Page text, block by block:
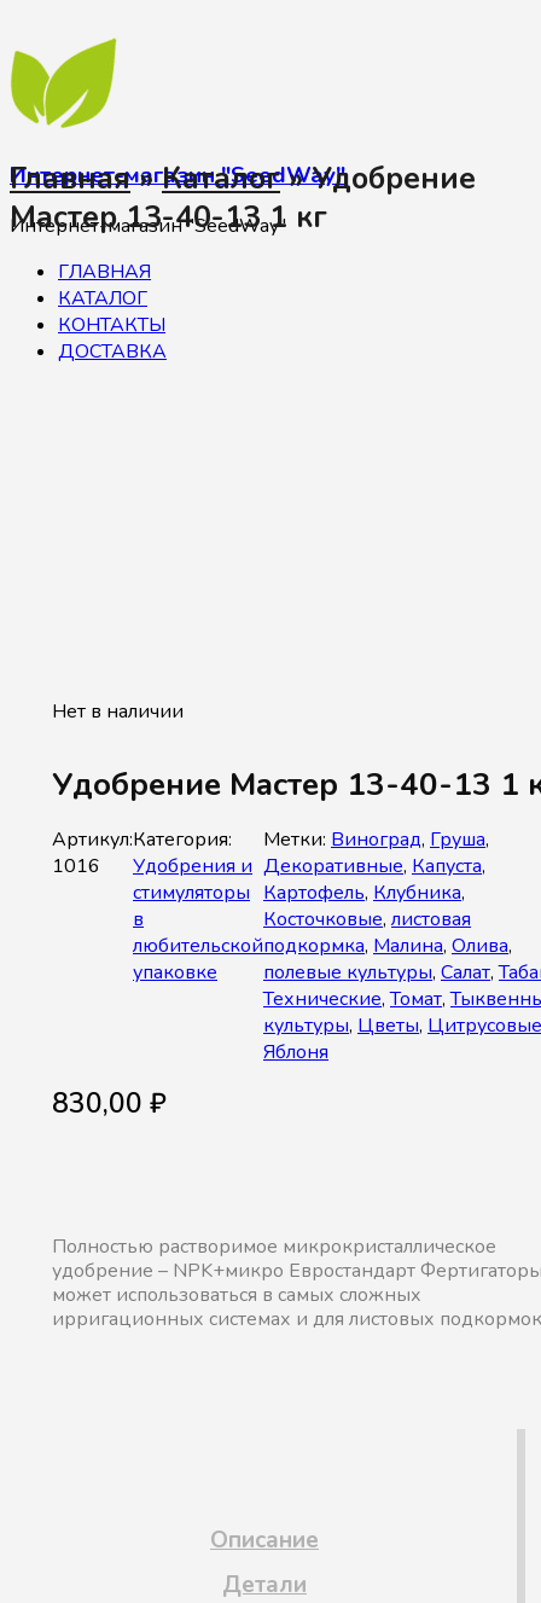
Интернет-магазин "SeedWay"
Интернет-магазин "SeedWay"
ГЛАВНАЯ
КАТАЛОГ
КОНТАКТЫ
ДОСТАВКА
Главная»Каталог»Удобрение
Мастер 13-40-13 1 кг
Удобрение Мастер 13-40-13 1
830,00 ₽
Полностью растворимое микрокристаллическое
удобрение – NPK+микро Евростандарт
может использоваться в самых сложных
ирригационных системах и для листовых
Нет в наличии
Артикул:
1016
Категория:
Удобрения и
стимуляторы
в
любительской
упаковке
Метки: Виноград, Груша,
Декоративные, Капуста,
Картофель, Клубника,
Косточковые, листовая
подкормка, Малина, Олива,
полевые культуры, Салат,
Технические,Томат,
культуры, Цветы, Цитрусовые
Яблоня
Описание
Детали